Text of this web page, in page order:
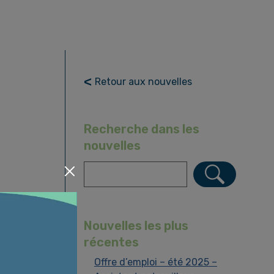
D
s’est
Retour aux nouvelles
Recherche dans les
nouvelles
R
e
r
Nouvelles les plus
récentes
Offre d’emploi – été 2025 –